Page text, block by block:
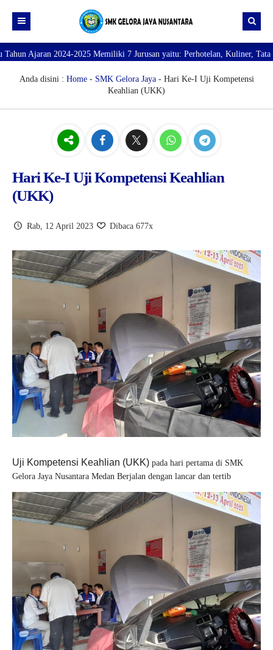
Beranda
Profil
SARANA PRASARANA
DATA GURU
2025 Memiliki 7 Jurusan yaitu: Perhotelan, Kuliner, Tata Kecantikan,
Anda disini : Home- SMK Gelora Jaya- Hari Ke-I Uji Kompetensi
Keahlian (UKK)
Hari Ke-I Uji Kompetensi Keahlian
(UKK)
Rab, 12 April 2023 Dibaca 677x
Uji Kompetensi Keahlian (UKK) pada hari pertama di SMK
Gelora Jaya Nusantara Medan Berjalan dengan lancar dan tertib